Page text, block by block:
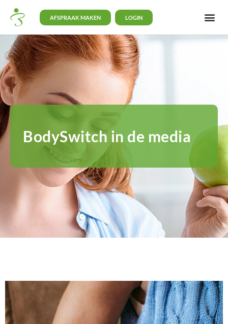
AFSPRAAK MAKEN LOGIN
BodySwitch in de media